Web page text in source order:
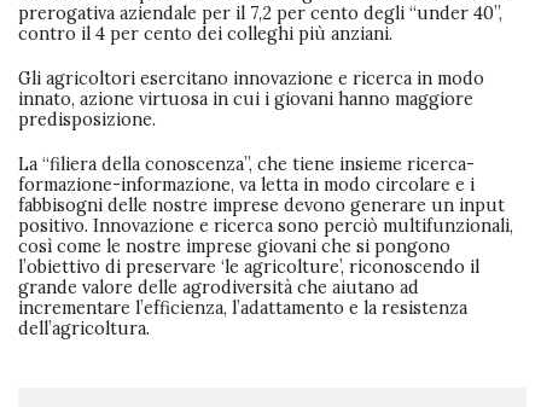
prerogativa aziendale per il 7,2 per cento degli “under 40”,
contro il 4 per cento dei colleghi più anziani.
Gli agricoltori esercitano innovazione e ricerca in modo
innato, azione virtuosa in cui i giovani hanno maggiore
predisposizione.
La “filiera della conoscenza”, che tiene insieme ricerca-
formazione-informazione, va letta in modo circolare e i
fabbisogni delle nostre imprese devono generare un input
positivo. Innovazione e ricerca sono perciò multifunzionali,
così come le nostre imprese giovani che si pongono
l’obiettivo di preservare ‘le agricolture’, riconoscendo il
grande valore delle agrodiversità che aiutano ad
incrementare l’efficienza, l’adattamento e la resistenza
dell’agricoltura.